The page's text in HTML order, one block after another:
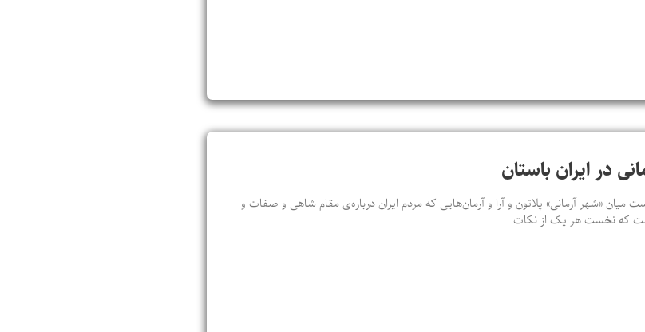
در ایران باستان
میان «شهر آرمانی» پلاتون و آرا و آرمان‌هایی که مردم ایران درباره‌‌ی مقام شاهی و صفات و
که نخست هر یک از نکات